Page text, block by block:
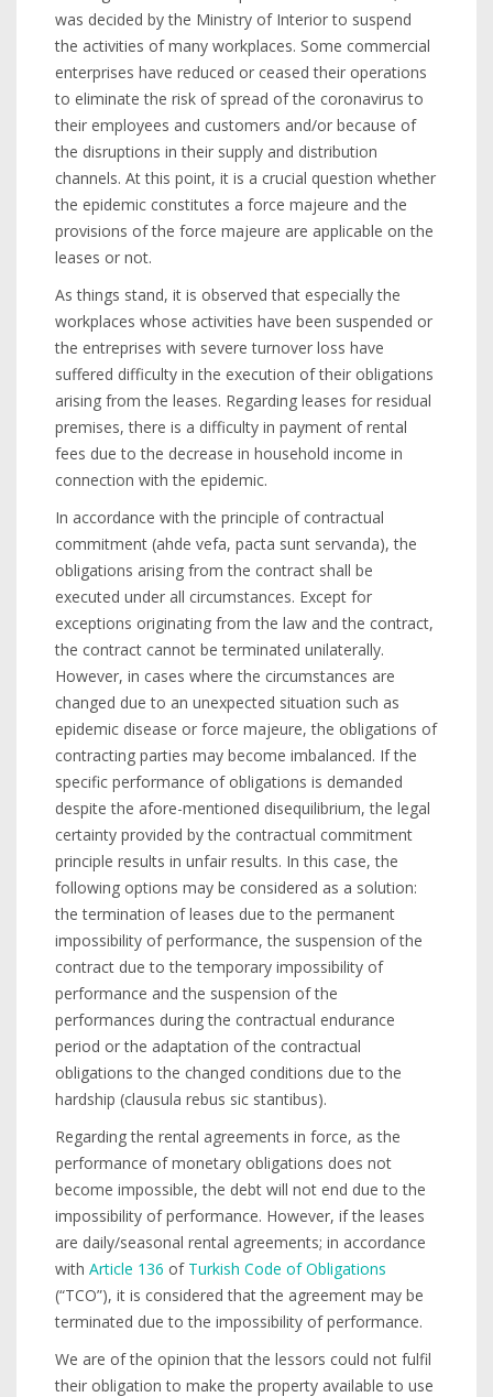
was decided by the Ministry of Interior to suspend
the activities of many workplaces. Some commercial
enterprises have reduced or ceased their operations
to eliminate the risk of spread of the coronavirus to
their employees and customers and/or because of
the disruptions in their supply and distribution
channels. At this point, it is a crucial question whether
the epidemic constitutes a force majeure and the
provisions of the force majeure are applicable on the
leases or not.
As things stand, it is observed that especially the
workplaces whose activities have been suspended or
the entreprises with severe turnover loss have
suffered difficulty in the execution of their obligations
arising from the leases. Regarding leases for residual
premises, there is a difficulty in payment of rental
fees due to the decrease in household income in
connection with the epidemic.
In accordance with the principle of contractual
commitment (ahde vefa, pacta sunt servanda), the
obligations arising from the contract shall be
executed under all circumstances. Except for
exceptions originating from the law and the contract,
the contract cannot be terminated unilaterally.
However, in cases where the circumstances are
changed due to an unexpected situation such as
epidemic disease or force majeure, the obligations of
contracting parties may become imbalanced. If the
specific performance of obligations is demanded
despite the afore-mentioned disequilibrium, the legal
certainty provided by the contractual commitment
principle results in unfair results. In this case, the
following options may be considered as a solution:
the termination of leases due to the permanent
impossibility of performance, the suspension of the
contract due to the temporary impossibility of
performance and the suspension of the
performances during the contractual endurance
period or the adaptation of the contractual
obligations to the changed conditions due to the
hardship (clausula rebus sic stantibus).
Regarding the rental agreements in force, as the
performance of monetary obligations does not
become impossible, the debt will not end due to the
impossibility of performance. However, if the leases
are daily/seasonal rental agreements; in accordance
with Article 136 of Turkish Code of Obligations
(“TCO”), it is considered that the agreement may be
terminated due to the impossibility of performance.
We are of the opinion that the lessors could not fulfil
their obligation to make the property available to use